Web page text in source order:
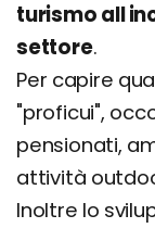
turismo all
settore.
Per capire
"proficui",
pensionati,
attività
Inoltre lo